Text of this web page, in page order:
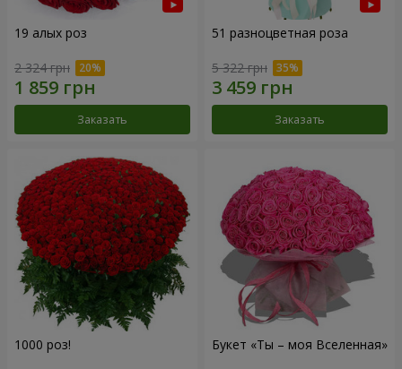
19 алых роз
2 324 грн
Заказать
51 разноцветная роза
5 322 грн
Заказать
1000 роз! Букет «Ты – моя Вселенная»